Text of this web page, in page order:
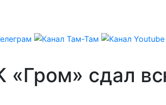
«Гром» сдал